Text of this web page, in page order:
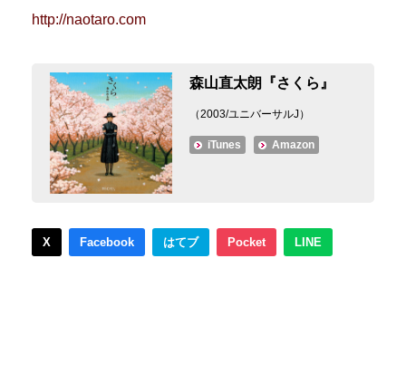
http://naotaro.com
森山直太朗『さくら』
（2003/ユニバーサルJ）
iTunes Amazon
X Facebook はてブ Pocket LINE